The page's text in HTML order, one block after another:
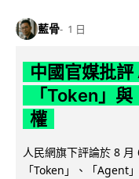
藍骨 1 日
中國官媒批
「Token」
權
人民網旗下評論於 8
「Token」、「Agent